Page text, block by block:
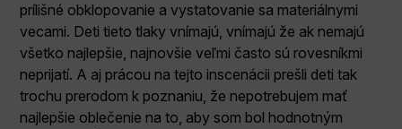
prílišné obklopovanie a vystatovanie sa materiálnymi
vecami. Deti tieto tlaky vnímajú, vnímajú že ak nemajú
všetko najlepšie, najnovšie veľmi často sú rovesníkmi
neprijatí. A aj prácou na tejto inscenácii prešli deti tak
trochu prerodom k poznaniu, že nepotrebujem mať
najlepšie oblečenie na to, aby som bol hodnotným